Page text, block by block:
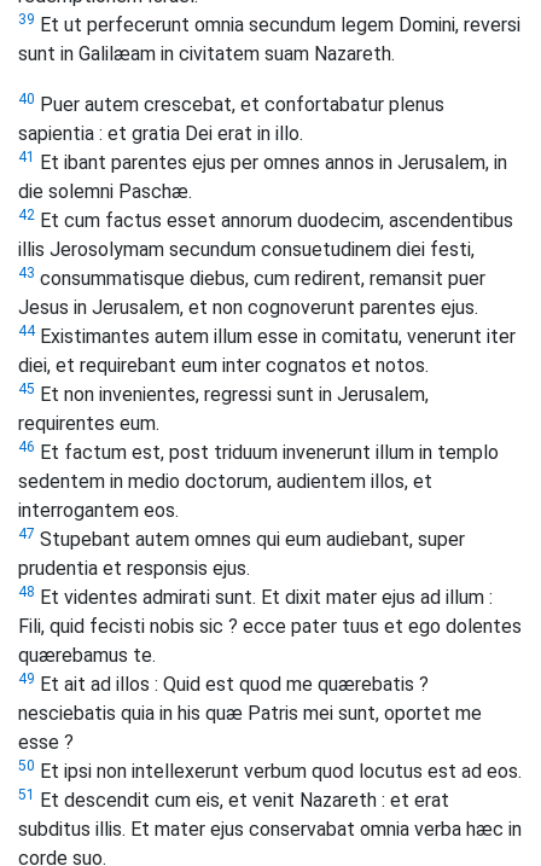
39 Et ut perfecerunt omnia secundum legem Domini, reversi
sunt in Galilæam in civitatem suam Nazareth.
40 Puer autem crescebat, et confortabatur plenus
sapientia : et gratia Dei erat in illo.
41 Et ibant parentes ejus per omnes annos in Jerusalem, in
die solemni Paschæ.
42 Et cum factus esset annorum duodecim, ascendentibus
illis Jerosolymam secundum consuetudinem diei festi,
43 consummatisque diebus, cum redirent, remansit puer
Jesus in Jerusalem, et non cognoverunt parentes ejus.
44Existimantes autem illum esse in comitatu, venerunt iter
diei, et requirebant eum inter cognatos et notos.
45 Et non invenientes, regressi sunt in Jerusalem,
requirentes eum.
46 Et factum est, post triduum invenerunt illum in templo
sedentem in medio doctorum, audientem illos, et
interrogantem eos.
47 Stupebant autem omnes qui eum audiebant, super
prudentia et responsis ejus.
48 Et videntes admirati sunt. Et dixit mater ejus ad illum :
Fili, quid fecisti nobis sic ? ecce pater tuus et ego dolentes
quærebamus te.
49 Et ait ad illos : Quid est quod me quærebatis ?
nesciebatis quia in his quæ Patris mei sunt, oportet me
esse ?
50 Et ipsi non intellexerunt verbum quod locutus est ad eos.
51 Et descendit cum eis, et venit Nazareth : et erat
subditus illis. Et mater ejus conservabat omnia verba hæc in
corde suo.